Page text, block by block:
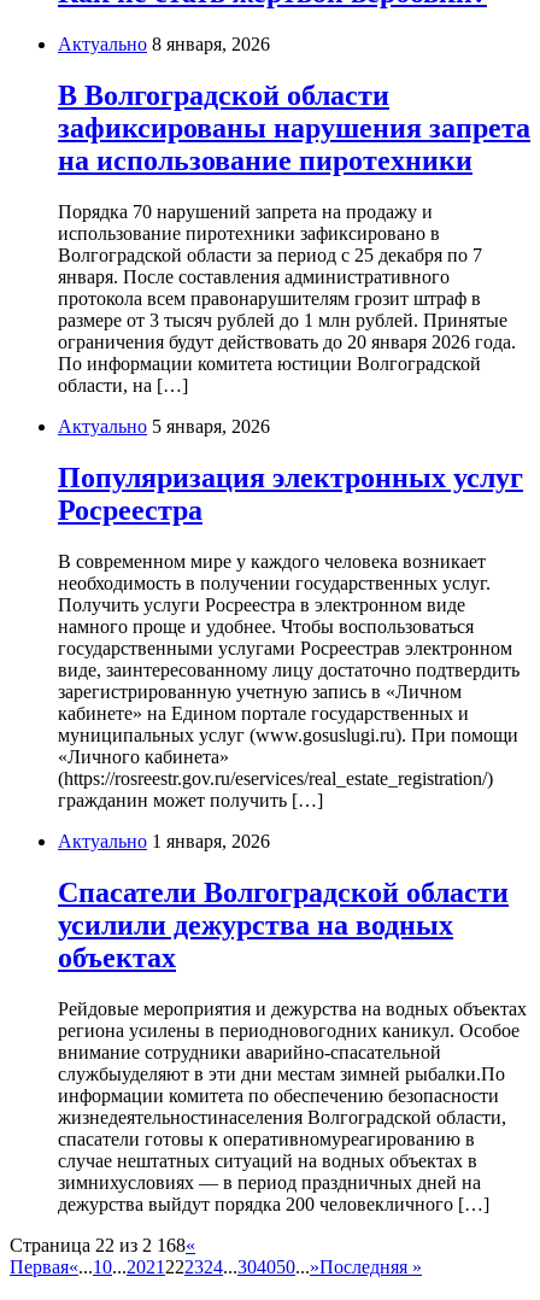
Актуально 8 января, 2026
В Волгоградской области
зафиксированы нарушения запрета
на использование пиротехники
Порядка 70 нарушений запрета на продажу и
использование пиротехники зафиксировано в
Волгоградской области за период с 25 декабря по 7
января. После составления административного
протокола всем правонарушителям грозит штраф в
размере от 3 тысяч рублей до 1 млн рублей. Принятые
ограничения будут действовать до 20 января 2026 года.
По информации комитета юстиции Волгоградской
области, на […]
Актуально 5 января, 2026
Популяризация электронных услуг
Росреестра
В современном мире у каждого человека возникает
необходимость в получении государственных услуг.
Получить услуги Росреестра в электронном виде
намного проще и удобнее. Чтобы воспользоваться
государственными услугами Росреестрав электронном
виде, заинтересованному лицу достаточно подтвердить
зарегистрированную учетную запись в «Личном
кабинете» на Едином портале государственных и
муниципальных услуг (www.gosuslugi.ru). При помощи
«Личного кабинета»
(https://rosreestr.gov.ru/eservices/real_estate_registration/)
гражданин может получить […]
Актуально 1 января, 2026
Спасатели Волгоградской области
усилили дежурства на водных
объектах
Рейдовые мероприятия и дежурства на водных объектах
региона усилены в периодновогодних каникул. Особое
внимание сотрудники аварийно-спасательной
службыуделяют в эти дни местам зимней рыбалки.По
информации комитета по обеспечению безопасности
жизнедеятельностинаселения Волгоградской области,
спасатели готовы к оперативномуреагированию в
случае нештатных ситуаций на водных объектах в
зимнихусловиях — в период праздничных дней на
дежурства выйдут порядка 200 человекличного […]
Страница 22 из 2 168«
Первая«...10...2021 222324...304050...»Последняя »